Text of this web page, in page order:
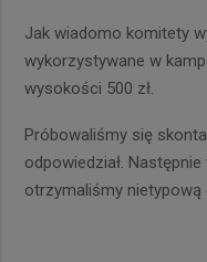
Jak wiadomo komitety
wykorzystywane w
wysokości 500 zł.
Próbowaliśmy się
odpowiedział.
otrzymaliśmy nietypową